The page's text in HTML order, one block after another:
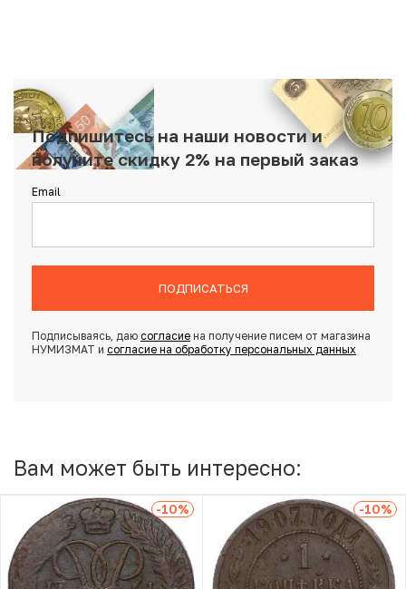
Подпишитесь на наши новости и
получите скидку 2% на первый заказ
Email
ПОДПИСАТЬСЯ
Подписываясь, даю согласиена получение писем от магазина
НУМИЗМАТ и согласие на обработку персональных данных
Вам может быть интересно:
-10% -10%